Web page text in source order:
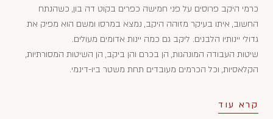
כרמי היקב פרוסים על פני חמישה כפרים בקוט דה בון, כשהנתח
החשוב, איתו בעיקר מזוהה היקב, נמצא במרסו ומשם הוא מפיק את
גדולי יינותיו הלבנים. ליקב גם כמה יינות אדומים מעולים.
שיטות העבודה המונהגות, הן בכרם והן ביקב, הן השיטות המסורתיות,
הקלאסיות, וכל הכרמים מעובדים תחת משטר ביו-דינמי.
קרא עוד